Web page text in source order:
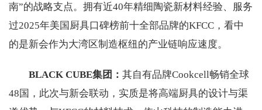
南”的战略支点。拥有近40年精细陶瓷新材料经验、服务
过2025年美国厨具口碑榜前十全部品牌的KFCC，看中
的是新会作为大湾区制造枢纽的产业链响应速度。
BLACK CUBE集团： 其自有品牌Cookcell畅销全球
48国，此次与新会联动，实质是将高端厨具的设计与渠